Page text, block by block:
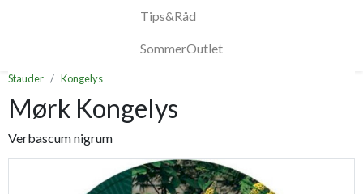
Tips&Råd
SommerOutlet
Stauder Kongelys
Mørk Kongelys
Verbascum nigrum